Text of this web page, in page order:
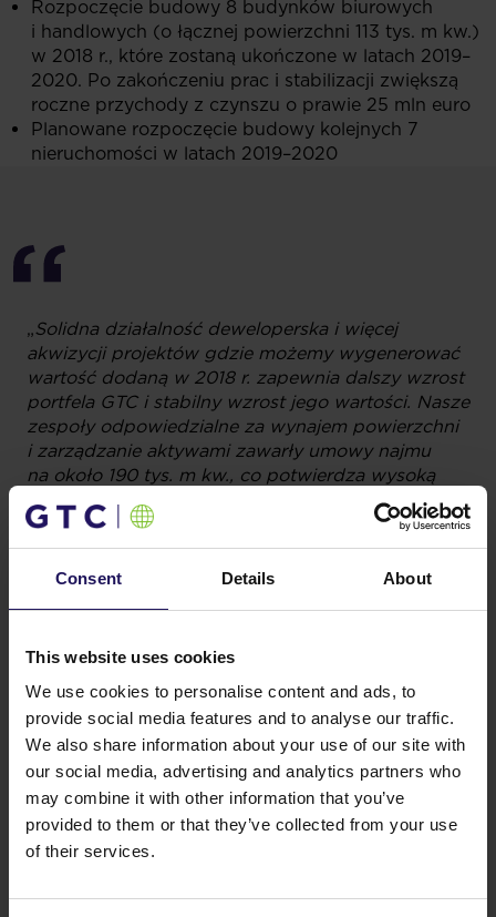
Consent Details About
This website uses cookies
We use cookies to personalise content and ads, to
provide social media features and to analyse our traffic.
We also share information about your use of our site with
our social media, advertising and analytics partners who
may combine it with other information that you’ve
provided to them or that they’ve collected from your use
of their services.
Rozpoczęcie budowy 8 budynków biurowych
i handlowych (o łącznej powierzchni 113 tys. m kw.)
w 2018 r., które zostaną ukończone w latach 2019–
2020. Po zakończeniu prac i stabilizacji zwiększą
roczne przychody z czynszu o prawie 25 mln euro
Planowane rozpoczęcie budowy kolejnych 7
nieruchomości w latach 2019–2020
„Solidna działalność deweloperska i więcej
akwizycji projektów gdzie możemy wygenerować
wartość dodaną w 2018 r. zapewnia dalszy wzrost
portfela GTC i stabilny wzrost jego wartości. Nasze
zespoły odpowiedzialne za wynajem powierzchni
i zarządzanie aktywami zawarły umowy najmu
na około 190 tys. m kw., co potwierdza wysoką
jakość obiektów biurowych i handlowych
w portfolio GTC
skomentował Thomas
Kurzmann, Prezes GTC. „Znaczący wzrost FFO
i innych kluczowych wskaźników ekonomicznych
rok. Planujemy ukończenie prawie 80 tys. m kw.
powierzchni biurowej i handlowej w 2019 r., dzięki
czemu nasze przychody z czynszu wzrosną o 15%.
GTC jest dobrze przygotowane na rok 2019
i kolejne lata, aby zapewnić naszym
akcjonariuszom jeszcze większą wartość” – dodał
Thomas Kurzmann.